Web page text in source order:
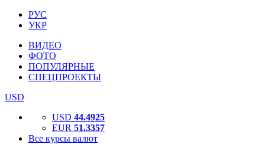
РУС
УКР
ВИДЕО
ФОТО
ПОПУЛЯРНЫЕ
СПЕЦПРОЕКТЫ
USD
USD 44.4925
EUR 51.3357
Все курсы валют